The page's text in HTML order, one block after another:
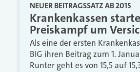
NEUER BEITRAGSSATZ AB 2015
Krankenkassen
Preiskampf um
Als eine der ersten
BIG ihren Beitrag zum 1.
Runter geht es von 15,5 auf